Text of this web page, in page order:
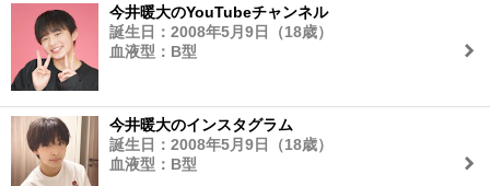
今井暖大のYouTubeチャンネル
誕生日：2008年5月9日（18歳）
血液型：B型
今井暖大のインスタグラム
誕生日：2008年5月9日（18歳）
血液型：B型